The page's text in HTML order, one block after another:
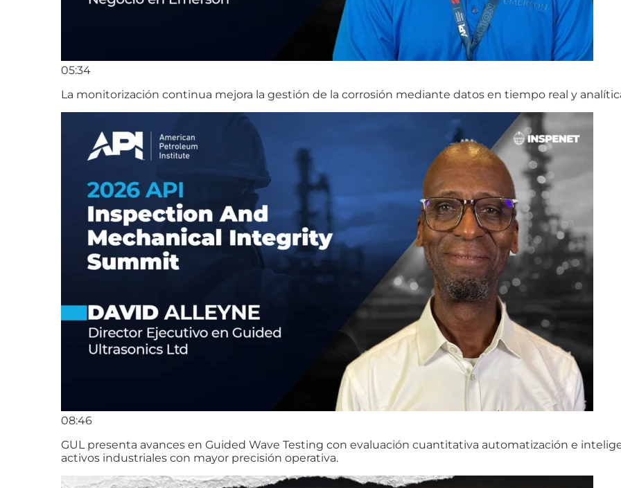
05:34
La monitorización continua mejora la gestión de la corrosión mediante datos en tiempo real y
08:46
GUL presenta avances en Guided Wave Testing con evaluación cuantitativa automatización e
activos industriales con mayor precisión operativa.